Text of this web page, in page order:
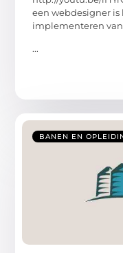
een webdesigner
implementeren
...
BANEN EN